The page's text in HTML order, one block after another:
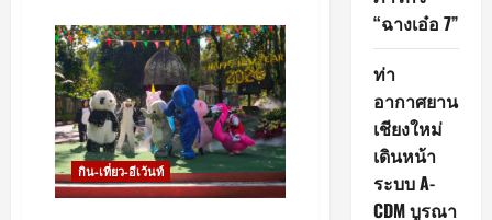
นางพญา
เสือ
โคร่ง
บาน
แล้ว
ที่
สวน
ลุง
เปา
ขุน
วาง
กิน-เที่ยว-อีเว้นท์
“ฉางเอ๋อ 7”
ท่า
อากาศยาน
เชียงใหม่
เดินหน้า
ระบบ A-
CDM บูรณา